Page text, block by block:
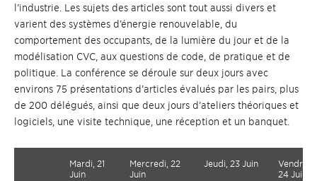
l’industrie. Les sujets des articles sont tout aussi divers et
varient des systèmes d’énergie renouvelable, du
comportement des occupants, de la lumière du jour et de la
modélisation CVC, aux questions de code, de pratique et de
politique. La conférence se déroule sur deux jours avec
environs 75 présentations d’articles évalués par les pairs, plus
de 200 délégués, ainsi que deux jours d’ateliers théoriques et
logiciels, une visite technique, une réception et un banquet.
Mardi, 21
Juin
Mercredi, 22
Juin
Jeudi, 23 Juin
Vendredi,
24 Juin